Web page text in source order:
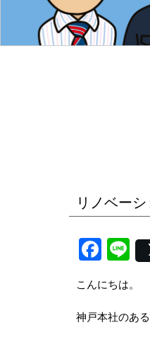
リノベー
こんにちは。
神戸本社のあ